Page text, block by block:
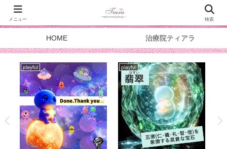
HOME 治療院ティアラ
playful playful
メニュー 検索